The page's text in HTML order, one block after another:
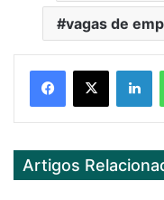
vagas de
Artigos